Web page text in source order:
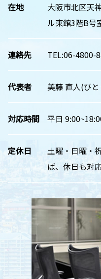
在地
大阪市北区天
ル東館3階B号
連絡先 TEL:06-4800-
代表者 美藤 直人(び
対応時間 平日
定休日
土曜・日曜・
ば、休日も対